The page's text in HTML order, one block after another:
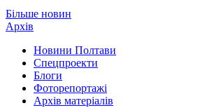
Більше новин
Архів
Новини Полтави
Спецпроекти
Блоги
Фоторепортажі
Архів матеріалів